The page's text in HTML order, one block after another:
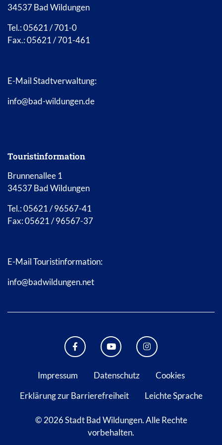
34537 Bad Wildungen
Tel.: 05621 / 701-0
Fax.: 05621 / 701-461
E-Mail Stadtverwaltung:
info@bad-wildungen.de
Touristinformation
Brunnenallee 1
34537 Bad Wildungen
Tel.: 05621 / 96567-41
Fax: 05621 / 96567-37
E-Mail Touristinformation:
info@badwildungen.net
FACEBOOK BAD WILDUNGEN
YOUTUBE KANAL STADT
INSTAGRAM
Impressum Datenschutz
Cookies
Erklärung zur Barrierefreiheit
Leichte Sprache
© 2026 Stadt Bad Wildungen.Alle Rechte
vorbehalten.